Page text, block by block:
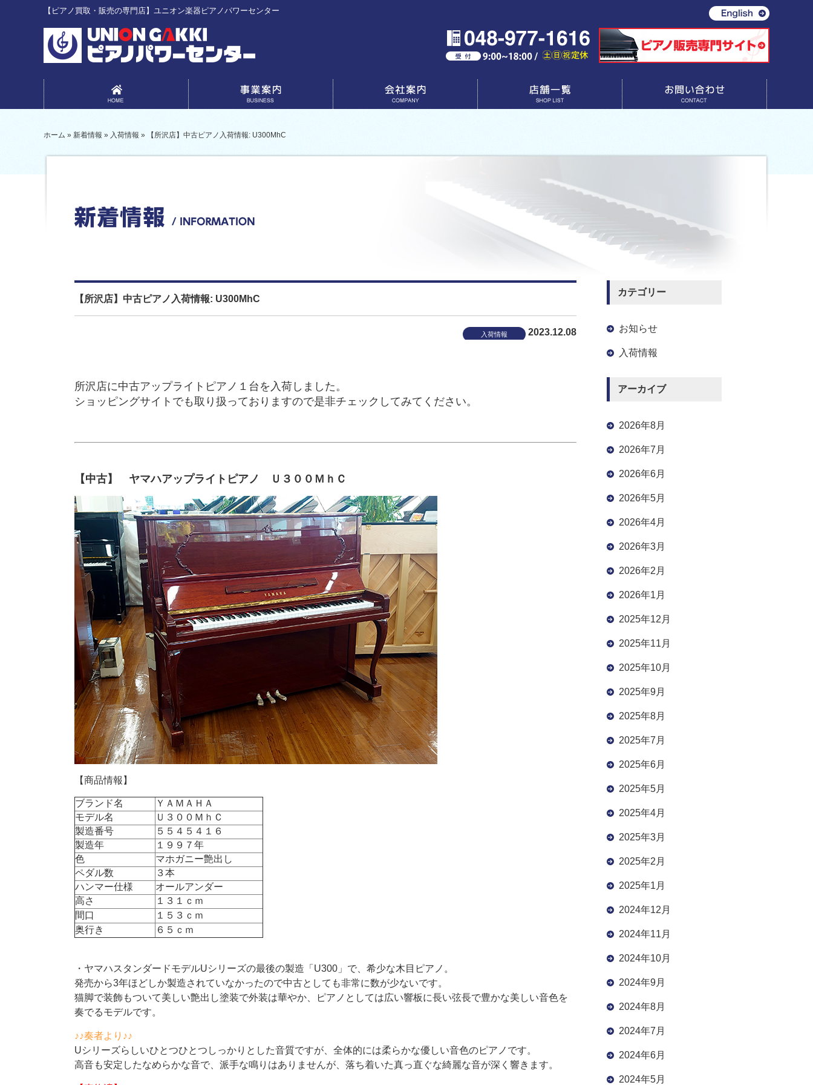
【ピアノ買取・販売の専門店】ユニオン楽器ピアノパワーセンター
ホーム » 新着情報 » 入荷情報 » 【所沢店】中古ピアノ入荷情報: U300MhC
【所沢店】中古ピアノ入荷情報: U300MhC
入荷情報 2023.12.08
所沢店に中古アップライトピアノ１台を入荷しました。
ショッピングサイトでも取り扱っておりますので是非チェックしてみてください。
【中古】 ヤマハアップライトピアノ Ｕ３００ＭｈＣ
【商品情報】
ブランド名
ＹＡＭＡＨＡ
モデル名
Ｕ３００ＭｈＣ
製造番号
５５４５４１６
製造年
１９９７年
色
マホガニー艶出し
ペダル数
３本
ハンマー仕様
オールアンダー
高さ
１３１ｃｍ
間口
１５３ｃｍ
奥行き
６５ｃｍ
・ヤマハスタンダードモデルUシリーズの最後の製造「U300」で、希少な木目ピアノ。
発売から3年ほどしか製造されていなかったので中古としても非常に数が少ないです。
猫脚で装飾もついて美しい艶出し塗装で外装は華やか、ピアノとしては広い響板に長い弦長で豊かな美しい音色を
奏でるモデルです。
♪♪奏者より♪♪
Uシリーズらしいひとつひとつしっかりとした音質ですが、全体的には柔らかな優しい音色のピアノです。
高音も安定したなめらかな音で、派手な鳴りはありませんが、落ち着いた真っ直ぐな綺麗な音が深く響きます。
カテゴリー
お知らせ
入荷情報
アーカイブ
2026年8月
2026年7月
2026年6月
2026年5月
2026年4月
2026年3月
2026年2月
2026年1月
2025年12月
2025年11月
2025年10月
2025年9月
2025年8月
2025年7月
2025年6月
2025年5月
2025年4月
2025年3月
2025年2月
2025年1月
2024年12月
2024年11月
2024年10月
2024年9月
2024年8月
2024年7月
2024年6月
2024年5月